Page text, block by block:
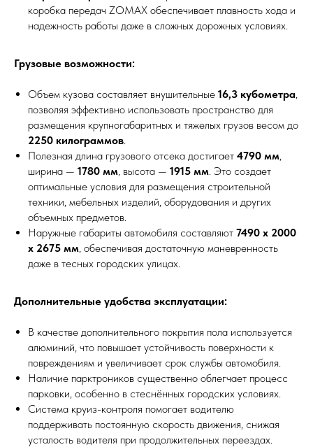
коробка передач ZOMAX обеспечивает плавность хода и
надежность работы даже в сложных дорожных условиях.
Грузовые возможности:
Объем кузова составляет внушительные 16,3 кубометра,
позволяя эффективно использовать пространство для
размещения крупногабаритных и тяжелых грузов весом до
2250 килограммов.
Полезная длина грузового отсека достигает 4790 мм,
ширина — 1780 мм, высота — 1915 мм. Это создает
оптимальные условия для размещения строительной
техники, мебельных изделий, оборудования и других
объемных предметов.
Наружные габариты автомобиля составляют 7490 x 2000
x 2675 мм, обеспечивая достаточную маневренность
даже в тесных городских улицах.
Дополнительные удобства эксплуатации:
В качестве дополнительного покрытия пола используется
алюминий, что повышает устойчивость поверхности к
повреждениям и увеличивает срок службы автомобиля.
Наличие парктроников существенно облегчает процесс
парковки, особенно в стеснённых городских условиях.
Система круиз-контроля помогает водителю
поддерживать постоянную скорость движения, снижая
усталость водителя при продолжительных переездах.